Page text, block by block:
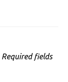
Required fields